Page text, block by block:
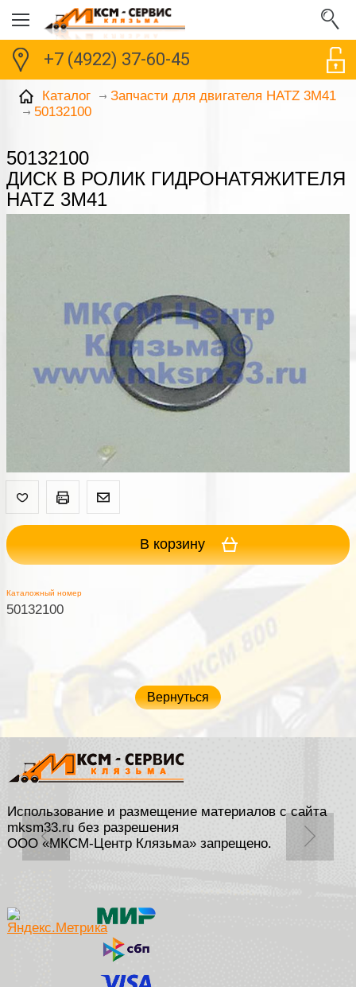
+7 (4922) 37-60-45
Каталог
Запчасти для двигателя HATZ 3M41
50132100
50132100
ДИСК В РОЛИК ГИДРОНАТЯЖИТЕЛЯ
HATZ 3M41
В корзину
Каталожный номер
50132100
Вернуться
Использование и размещение материалов с сайта
mksm33.ru без разрешения
ООО «МКСМ-Центр Клязьма» запрещено.